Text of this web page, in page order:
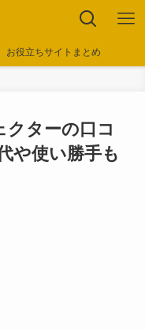
お役立ちサイトまとめ
クターの口コ
や使い勝手も